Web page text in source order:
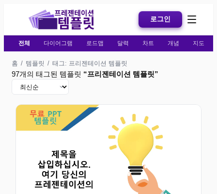
로그인
전체 다이어그램 로드맵 달력 차트 개념 지도
홈 / 템플릿 / 태그: 프리젠테이션 템플릿
97개의 태그된 템플릿 “프리젠테이션 템플릿”